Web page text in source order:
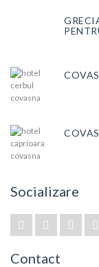
Socializare
Contact